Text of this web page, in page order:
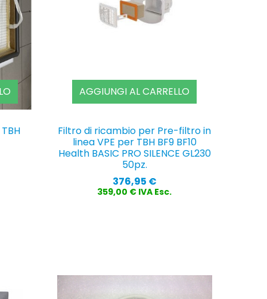
AGGIUNGI AL CARRELLO
Filtro di ricambio per Pre-filtro in
linea VPE per TBH BF9 BF10
Health BASIC PRO SILENCE GL230
50pz.
Prezzo
376,95 €
359,00 € IVA Esc.